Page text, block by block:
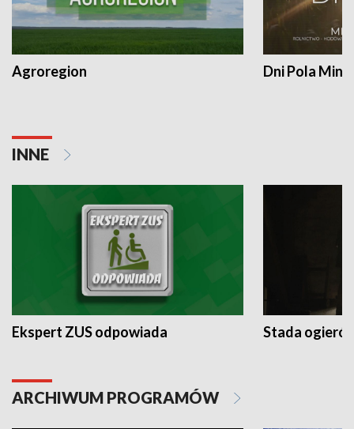
Agroregion Dni Pola
INNE
Ekspert ZUS odpowiada Stada
ARCHIWUM PROGRAMÓW